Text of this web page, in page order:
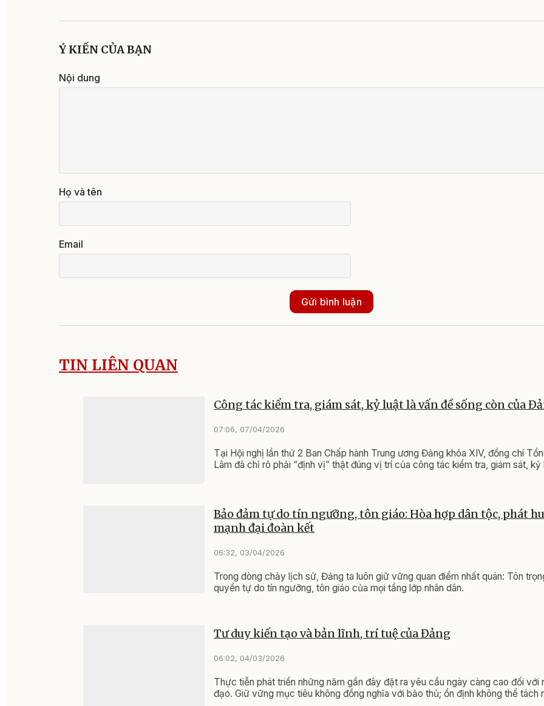
Ý KIẾN CỦA BẠN
Nội dung
Họ và tên
Email
Gửi bình luận
TIN LIÊN QUAN
Công tác kiểm tra, giám sát, kỷ luật là vấn đề sống còn của
07:06, 07/04/2026
Tại Hội nghị lần thứ 2 Ban Chấp hành Trung ương Đảng khóa XIV, đồng chí
Lâm đã chỉ rõ phải “định vị” thật đúng vị trí của công tác kiểm tra, giám sát,
Bảo đảm tự do tín ngưỡng, tôn giáo: Hòa hợp dân tộc, phát
mạnh đại đoàn kết
06:32, 03/04/2026
Trong dòng chảy lịch sử, Đảng ta luôn giữ vững quan điểm nhất quán: Tôn
quyền tự do tín ngưỡng, tôn giáo của mọi tầng lớp nhân dân.
Tư duy kiến tạo và bản lĩnh, trí tuệ của Đảng
06:02, 04/03/2026
Thực tiễn phát triển những năm gần đây đặt ra yêu cầu ngày càng cao đối với
đạo. Giữ vững mục tiêu không đồng nghĩa với bảo thủ; ổn định không thể tách